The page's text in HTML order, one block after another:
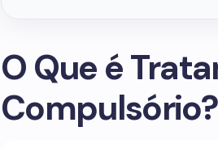
O Que é
Compulsório?